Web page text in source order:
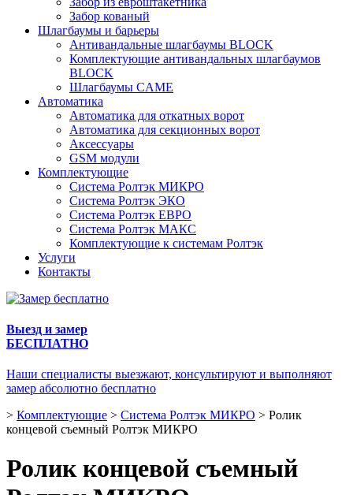
Забор кованый
Шлагбаумы и барьеры
Антивандальные шлагбаумы BLOCK
Комплектующие антивандальных шлагбаумов
BLOCK
Шлагбаумы CAME
Автоматика
Автоматика для откатных ворот
Автоматика для секционных ворот
Аксессуары
GSM модули
Комплектующие
Система Ролтэк МИКРО
Система Ролтэк ЭКО
Система Ролтэк ЕВРО
Система Ролтэк МАКС
Комплектующие к системам Ролтэк
Услуги
Контакты
Выезд и замер
БЕСПЛАТНО
Наши специалисты выезжают, консультируют и выполняют
замер абсолютно бесплатно
> Комплектующие > Система Ролтэк МИКРО > Ролик
концевой съемный Ролтэк МИКРО
Ролик концевой съемный